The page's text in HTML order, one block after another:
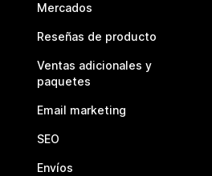
Mercados
Reseñas de producto
Ventas adicionales y
paquetes
Email marketing
SEO
Envíos